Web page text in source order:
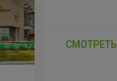
СМОТРЕТЬ